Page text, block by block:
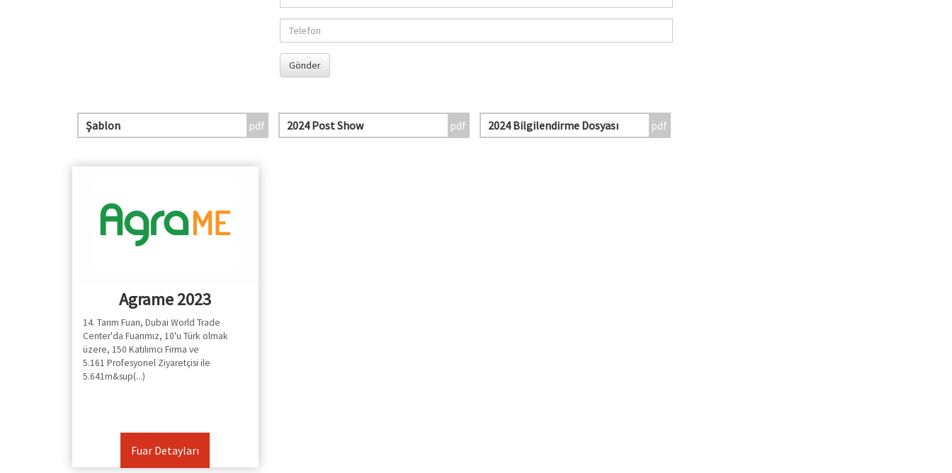
Şablon 2024 Post Show 2024 Bilgilendirme Dosyası
Agrame 2023
14. Tarım Fuarı, Dubai World Trade
Center'da Fuarımız, 10'u Türk olmak
üzere, 150 Katılımcı Firma ve
5.161 Profesyonel Ziyaretçisi ile
5.641m&sup(...)
Fuar Detayları